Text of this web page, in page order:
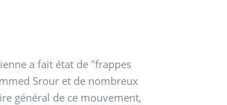
a fait état de "frappes
Srour et de nombreux
général de ce mouvement,